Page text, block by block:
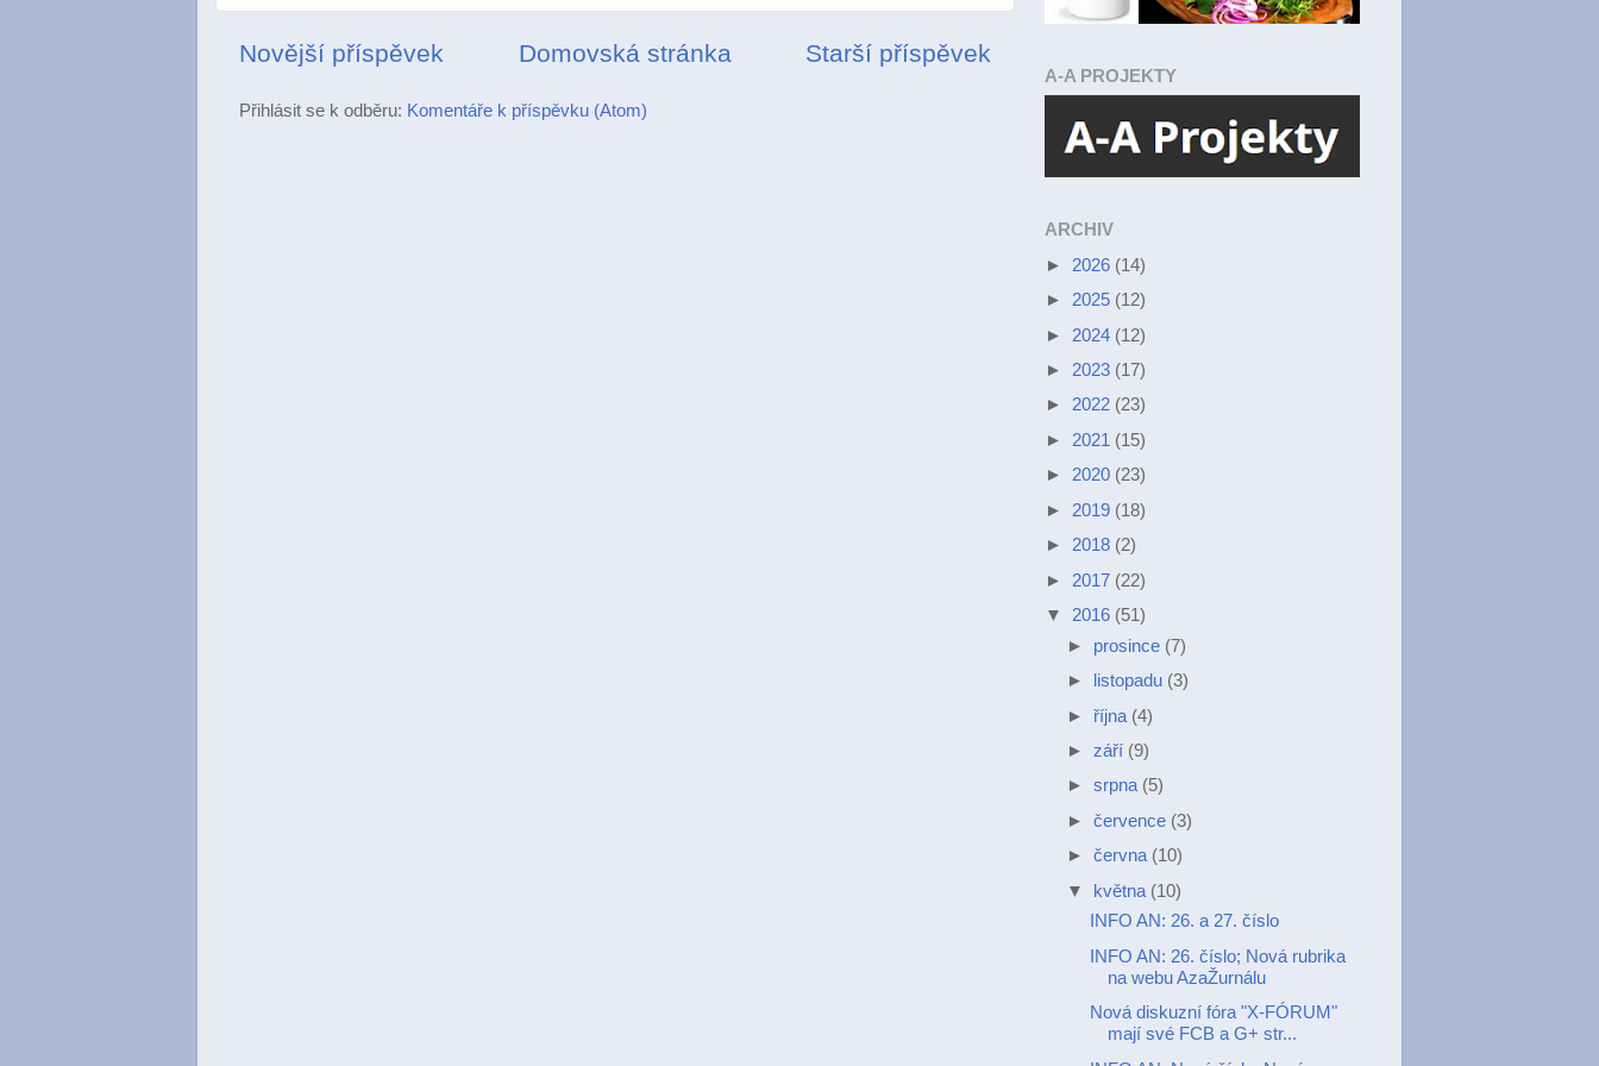
Novější příspěvek Starší příspěvek
Domovská stránka
Přihlásit se k odběru: Komentáře k příspěvku (Atom)
A-A PROJEKTY
ARCHIV
► 2026 (14)
► 2025 (12)
► 2024 (12)
► 2023 (17)
► 2022 (23)
► 2021 (15)
► 2020 (23)
► 2019 (18)
► 2018 (2)
► 2017 (22)
▼ 2016 (51)
► prosince (7)
► listopadu (3)
►října (4)
►září (9)
►srpna (5)
►července (3)
►června (10)
▼ května (10)
INFO AN: 26. a 27. číslo
INFO AN: 26. číslo; Nová rubrika
na webu AzaŽurnálu
Nová diskuzní fóra "X-FÓRUM"
mají své FCB a G+ str...